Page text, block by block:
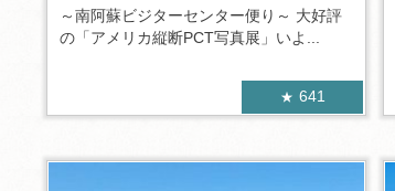
～南阿蘇ビジターセンター便り～ 大好評
の「アメリカ縦断PCT写真展」いよ...
641